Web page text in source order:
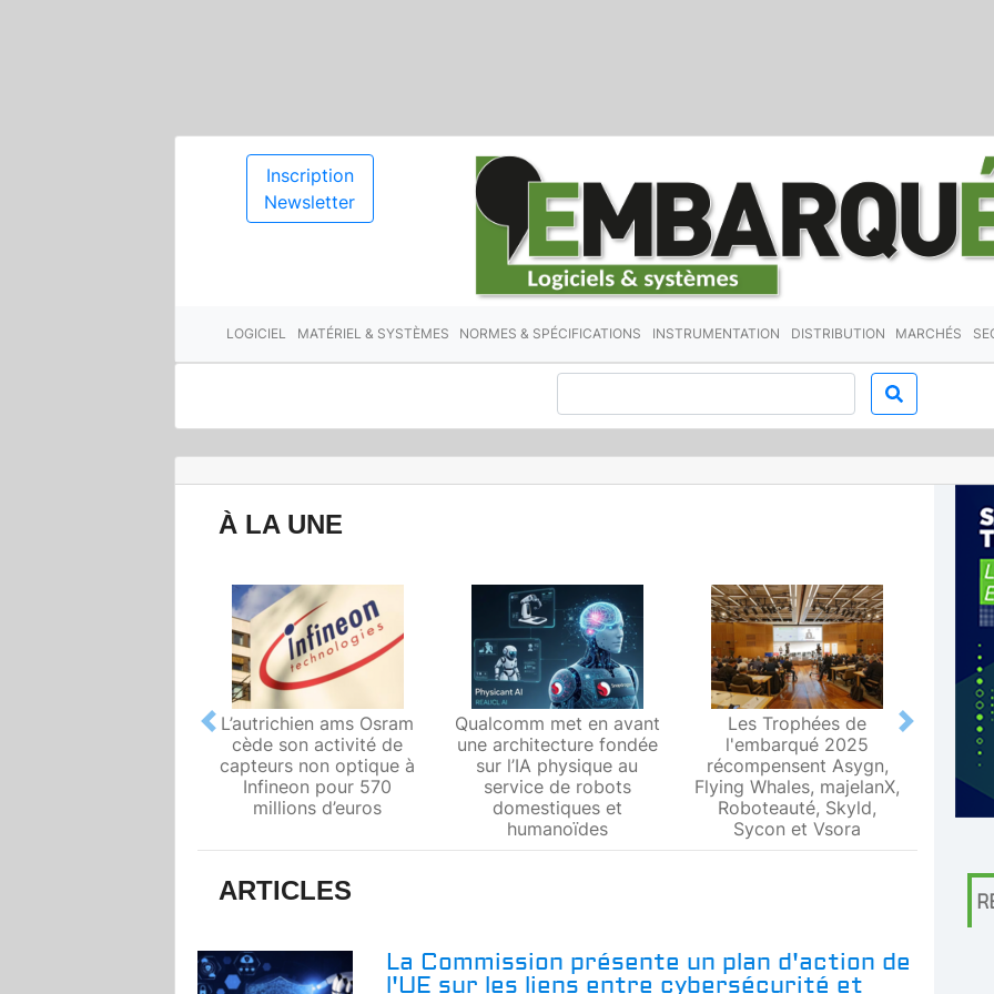
Inscription
Newsletter
LOGICIEL MATÉRIEL & SYSTÈMES NORMES & SPÉCIFICATIONS INSTRUMENTATION DISTRIBUTION MARCHÉS
À LA UNE
L’autrichien ams Osram
cède son activité de
capteurs non optique à
Infineon pour 570
millions d’euros
Qualcomm met en avant
une architecture fondée
sur l’IA physique au
service de robots
domestiques et
humanoïdes
Les Trophées de
l'embarqué 2025
récompensent Asygn,
Flying Whales, majelanX,
Roboteauté, Skyld,
Sycon et Vsora
Le
Previous Next
ARTICLES
La Commission présente un plan d'action de
l'UE sur les liens entre cybersécurité et